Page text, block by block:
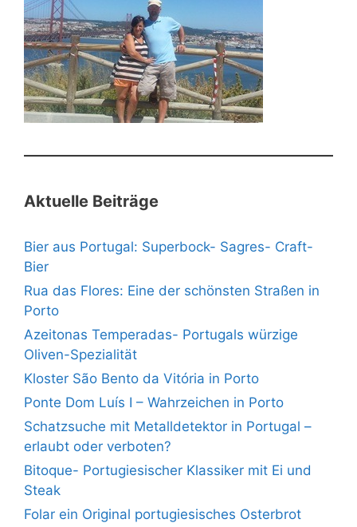
Aktuelle Beiträge
Bier aus Portugal: Superbock- Sagres- Craft-
Bier
Rua das Flores: Eine der schönsten Straßen in
Porto
Azeitonas Temperadas- Portugals würzige
Oliven-Spezialität
Kloster São Bento da Vitória in Porto
Ponte Dom Luís I – Wahrzeichen in Porto
Schatzsuche mit Metalldetektor in Portugal –
erlaubt oder verboten?
Bitoque- Portugiesischer Klassiker mit Ei und
Steak
Folar ein Original portugiesisches Osterbrot